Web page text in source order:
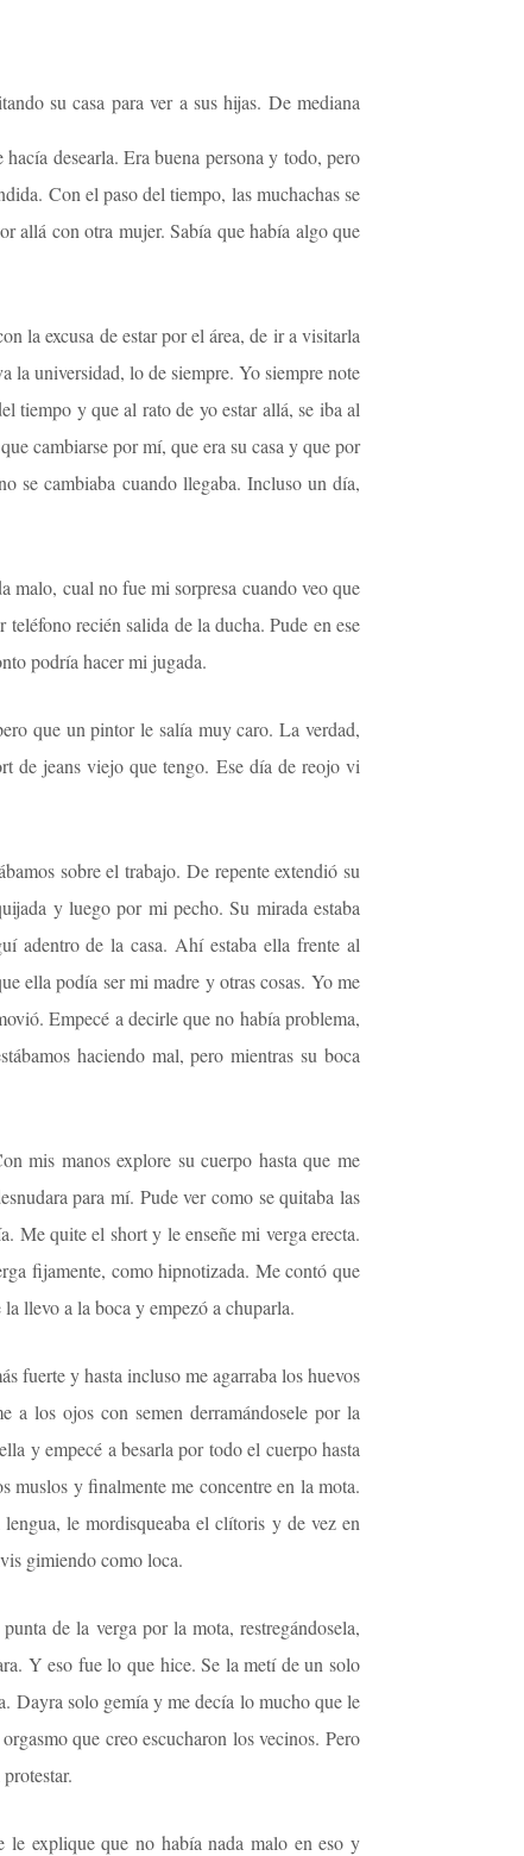
su casa para ver a sus hijas. De mediana
desearla. Era buena persona y todo, pero
Con el paso del tiempo, las muchachas se
allá con otra mujer. Sabía que había algo que
la excusa de estar por el área, de ir a visitarla
la universidad, lo de siempre. Yo siempre note
tiempo y que al rato de yo estar allá, se iba al
cambiarse por mí, que era su casa y que por
se cambiaba cuando llegaba. Incluso un día,
malo, cual no fue mi sorpresa cuando veo que
recién salida de la ducha. Pude en ese
podría hacer mi jugada.
que un pintor le salía muy caro. La verdad,
de jeans viejo que tengo. Ese día de reojo vi
sobre el trabajo. De repente extendió su
y luego por mi pecho. Su mirada estaba
adentro de la casa. Ahí estaba ella frente al
ella podía ser mi madre y otras cosas. Yo me
Empecé a decirle que no había problema,
haciendo mal, pero mientras su boca
mis manos explore su cuerpo hasta que me
para mí. Pude ver como se quitaba las
Me quite el short y le enseñe mi verga erecta.
fijamente, como hipnotizada. Me contó que
llevo a la boca y empezó a chuparla.
fuerte y hasta incluso me agarraba los huevos
a los ojos con semen derramándosele por la
y empecé a besarla por todo el cuerpo hasta
muslos y finalmente me concentre en la mota.
le mordisqueaba el clítoris y de vez en
gimiendo como loca.
de la verga por la mota, restregándosela,
Y eso fue lo que hice. Se la metí de un solo
Dayra solo gemía y me decía lo mucho que le
que creo escucharon los vecinos. Pero
le explique que no había nada malo en eso y